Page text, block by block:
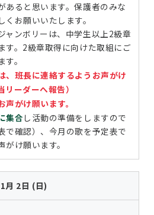
あると思います。保護者のみな
お願いいたします。
ンボリーは、中学生以上2級章
す。2級章取得に向けた取組にご
。
班長に連絡するようお声がけ
ーダーへ報告）
がけ願います。
集合 し活動の準備をしますので
で確認）、今月の歌を予定表で
け願います。
月 2日 (日)